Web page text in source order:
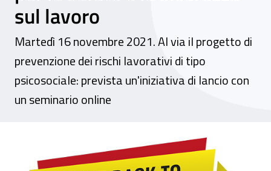
sul lavoro
Martedì 16 novembre 2021. Al via il progetto di
prevenzione dei rischi lavorativi di tipo
psicosociale: prevista un'iniziativa di lancio con
un seminario online
Webinar - Ripartenza lavorativa dopo